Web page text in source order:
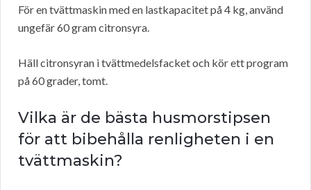
För en tvättmaskin med en lastkapacitet på 4 kg, använd
ungefär 60 gram citronsyra.
Häll citronsyran i tvättmedelsfacket och kör ett program
på 60 grader, tomt.
Vilka är de bästa husmorstipsen
för att bibehålla renligheten i en
tvättmaskin?